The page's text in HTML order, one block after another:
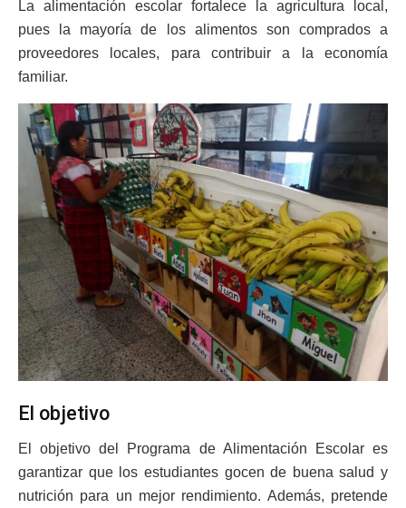
La alimentación escolar fortalece la agricultura local,
pues la mayoría de los alimentos son comprados a
proveedores locales, para contribuir a la economía
familiar.
El objetivo
El objetivo del Programa de Alimentación Escolar es
garantizar que los estudiantes gocen de buena salud y
nutrición para un mejor rendimiento. Además, pretende